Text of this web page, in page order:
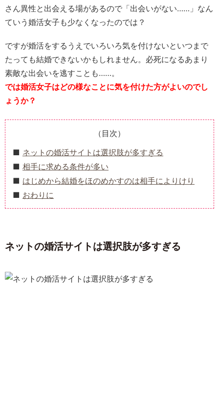
さん異性と出会える場があるので「出会いがない……」なん
ていう婚活女子も少なくなったのでは？
ですが婚活をするうえでいろいろ気を付けないといつまで
たっても結婚できないかもしれません。必死になるあまり
素敵な出会いを逃すことも……。
では婚活女子はどの様なことに気を付けた方がよいのでし
ょうか？
（目次）
ネットの婚活サイトは選択肢が多すぎる
相手に求める条件が多い
はじめから結婚をほのめかすのは相手によりけり
おわりに
ネットの婚活サイトは選択肢が多すぎる